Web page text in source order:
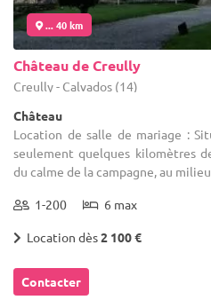
... 40 km
Château de Creully
Creully - Calvados (14)
Château
Location de salle de mariage :
seulement quelques kilomètres
du calme de la campagne, au
1-200 6 max
Location dès2 100 €
Contacter